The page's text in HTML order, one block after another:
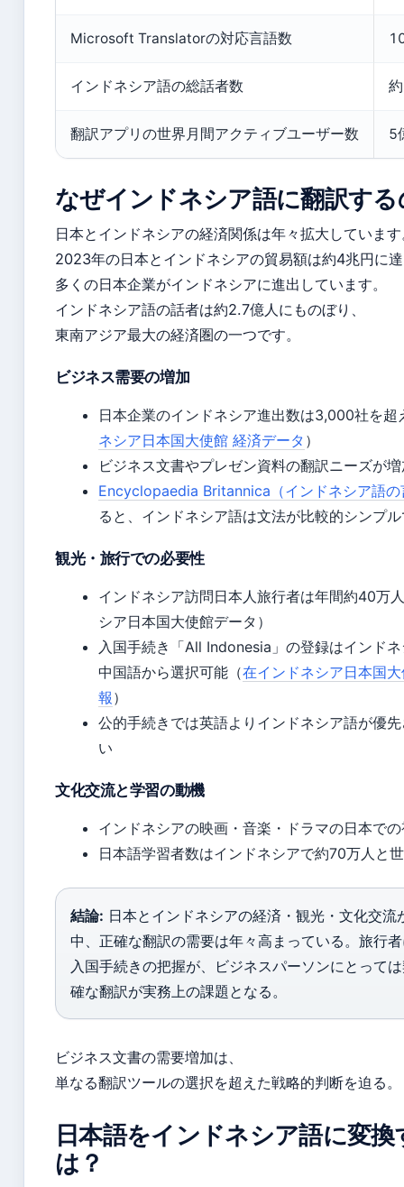
Microsoft Translatorの対応言語数
インドネシア語の総話者数
翻訳アプリの世界月間アクティブユーザー数 5
なぜインドネシア語に翻訳す
日本とインドネシアの経済関係は年々拡大していま
2023年の日本とインドネシアの貿易額は約4兆円に
多くの日本企業がインドネシアに進出しています。
インドネシア語の話者は約2.7億人にものぼり、
東南アジア最大の経済圏の一つです。
ビジネス需要の増加
日本企業のインドネシア進出数は3,000社を超
ネシア日本国大使館 経済データ ）
ビジネス文書やプレゼン資料の翻訳ニーズが
Encyclopaedia Britannica（インドネシア語の
ると、インドネシア語は文法が比較的シンプ
観光・旅行での必要性
インドネシア訪問日本人旅行者は年間約40万
シア日本国大使館データ）
入国手続き「All Indonesia」の登録はインド
中国語から選択可能（在インドネシア日本国
報 ）
公的手続きでは英語よりインドネシア語が優
い
文化交流と学習の動機
インドネシアの映画・音楽・ドラマの日本で
日本語学習者数はインドネシアで約70万人と
結論: 日本とインドネシアの経済・観光・文化交流
中、正確な翻訳の需要は年々高まっている。旅行
入国手続きの把握が、ビジネスパーソンにとって
確な翻訳が実務上の課題となる。
ビジネス文書の需要増加は、
単なる翻訳ツールの選択を超えた戦略的判断を迫る。
日本語をインドネシア語に変換
は？